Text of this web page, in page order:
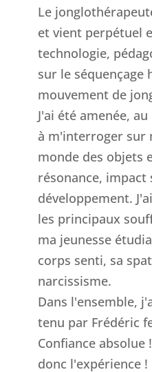
Le
et vient perpétuel
technologie,
sur le séquençage
mouvement de
J'ai été amenée,
à m'interroger sur
monde des objets
résonance, impact
développement.
les principaux
ma jeunesse
corps senti, sa
narcissisme.
Dans l'ensemble,
tenu par Frédéric
Confiance absolue
donc l'expérience !